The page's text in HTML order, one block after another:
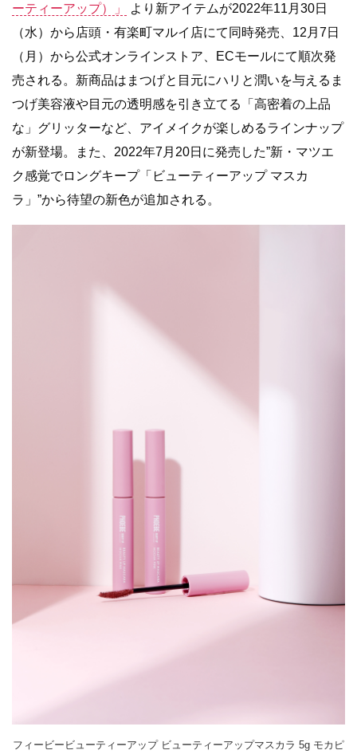
ーティーアップ）」
より新アイテムが2022年11⽉30⽇
（⽔）から店頭・有楽町マルイ店にて同時発売、12⽉7⽇
（⽉）から公式オンラインストア、ECモールにて順次発
売される。新商品はまつげと⽬元にハリと潤いを与えるま
つげ美容液や⽬元の透明感を引き⽴てる「⾼密着の上品
な」グリッターなど、アイメイクが楽しめるラインナップ
が新登場。また、2022年7⽉20⽇に発売した”新・マツエ
ク感覚でロングキープ「ビューティーアップ マスカ
ラ」”から待望の新⾊が追加される。
フィービービューティーアップ ビューティーアップマスカラ 5g モカピ